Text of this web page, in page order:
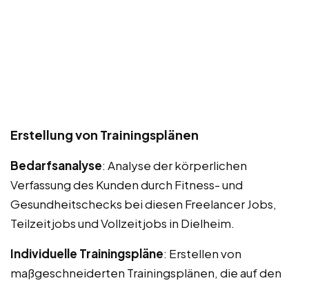
Erstellung von Trainingsplänen
Bedarfsanalyse: Analyse der körperlichen
Verfassung des Kunden durch Fitness- und
Gesundheitschecks bei diesen Freelancer Jobs,
Teilzeitjobs und Vollzeitjobs in Dielheim.
Individuelle Trainingspläne: Erstellen von
maßgeschneiderten Trainingsplänen, die auf den